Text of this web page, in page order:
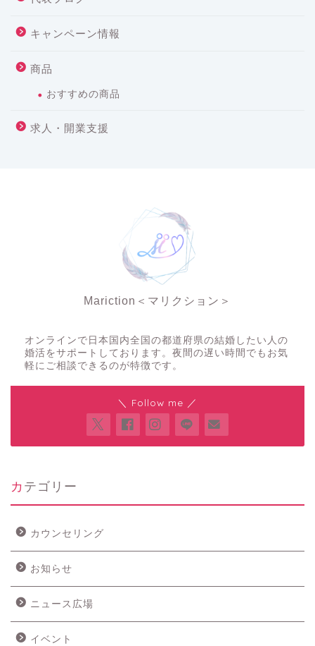
キャンペーン情報
商品
おすすめの商品
求人・開業支援
Mariction＜マリクション＞
オンラインで日本国内全国の都道府県の結婚したい人の
婚活をサポートしております。夜間の遅い時間でもお気
軽にご相談できるのが特徴です。
＼ Follow me ／
カテゴリー
カウンセリング
お知らせ
ニュース広場
イベント